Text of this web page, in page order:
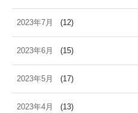
2023年7月 (12)
2023年6月 (15)
2023年5月 (17)
2023年4月 (13)